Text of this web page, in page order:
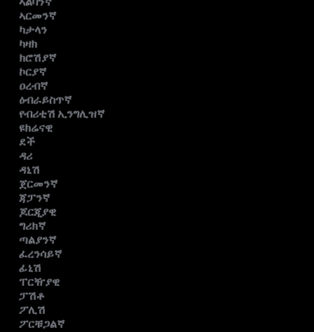
ኣርመንኛ
ካታላን
ካዛክ
ክሮሽያኛ
ኮርያኛ
ዐረብኛ
ዕብራይስጥኛ
የብሪቲሽ ኢንግሊዝኛ
ዩክሬናዊ
ደች
ዳሪ
ዳኒሽ
ጀርመንኛ
ጃፓንኛ
ጆርጂያዊ
ግሪክኛ
ጣልያንኛ
ፈረንሳይኛ
ፊኒሽ
ፐርዥያዊ
ፓሽቶ
ፖሊሽ
ፖርቹጋልኛ